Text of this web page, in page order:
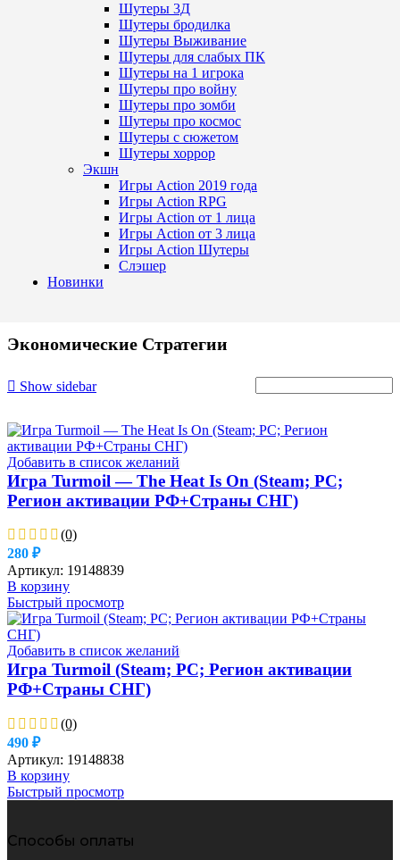
Шутеры 3Д
Шутеры бродилка
Шутеры Выживание
Шутеры для слабых ПК
Шутеры на 1 игрока
Шутеры про войну
Шутеры про зомби
Шутеры про космос
Шутеры с сюжетом
Шутеры хоррор
Экшн
Игры Action 2019 года
Игры Action RPG
Игры Action от 1 лица
Игры Action от 3 лица
Игры Action Шутеры
Слэшер
Новинки
Экономические Стратегии
Show sidebar
Добавить в список желаний
Игра Turmoil — The Heat Is On (Steam; PC;
Регион активации РФ+Страны СНГ)
(0)
280 ₽
Артикул: 19148839
В корзину
Быстрый просмотр
Добавить в список желаний
Игра Turmoil (Steam; PC; Регион активации
РФ+Страны СНГ)
(0)
490 ₽
Артикул: 19148838
В корзину
Быстрый просмотр
Способы оплаты